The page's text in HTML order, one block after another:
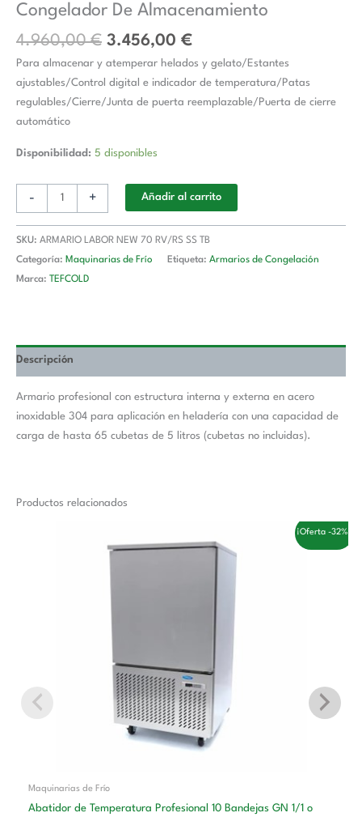
Congelador De Almacenamiento
4.960,00€
era:
4.960,00 €.
3.456,00 €
es:
3.456,00 €.
Para almacenar y atemperar helados y gelato/Estantes
ajustables/Control digital e indicador de temperatura/Patas
regulables/Cierre/Junta de puerta reemplazable/Puerta de cierre
automático
Disponibilidad: 5 disponibles
-
cantidad
+ Añadir al carrito
SKU: ARMARIO LABOR NEW 70 RV/RS SS TB
Categoría: Maquinarias de Frío Etiqueta: Armarios de Congelación
Marca:
TEFCOLD
Descripción
Armario profesional con estructura interna y externa en acero
inoxidable 304 para aplicación en heladería con una capacidad de
carga de hasta 65 cubetas de 5 litros (cubetas no incluidas).
Productos relacionados
¡Oferta -32%!
Maquinarias de Frío
Abatidor de Temperatura Profesional 10 Bandejas GN 1/1 o
original